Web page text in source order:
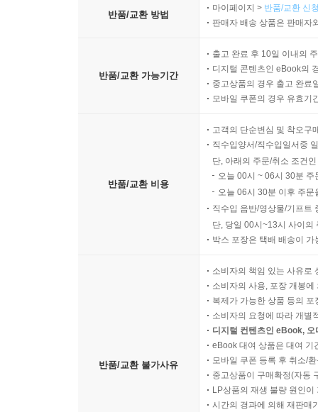
반품/교환 방법
마이페이지 > 반품/교환 신
판매자 배송 상품은 판매자
반품/교환 가능기간
출고 완료 후 10일 이내의
디지털 콘텐츠인 eBook의
중고상품의 경우 출고 완료
모바일 쿠폰의 경우 유효기
반품/교환 비용
고객의 단순변심 및 착오구
직수입양서/직수입일서중
단, 아래의 주문/취소 조건
오늘 00시 ~ 06시 30분
오늘 06시 30분 이후 주
직수입 음반/영상물/기프트
단, 당일 00시~13시 사이의
박스 포장은 택배 배송이
반품/교환 불가사유
소비자의 책임 있는 사유로
소비자의 사용, 포장 개봉
복제가 가능한 상품 등의
소비자의 요청에 따라 개별
디지털 컨텐츠인 eBook,
eBook 대여 상품은 대여 기
모바일 쿠폰 등록 후 취소/
중고상품이 구매확정(자동
LP상품의 재생 불량 원인
시간의 경과에 의해 재판매